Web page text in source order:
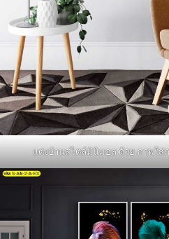
แต่งบ้านสไตล์มินิมอล ด้วย ภาพใส่